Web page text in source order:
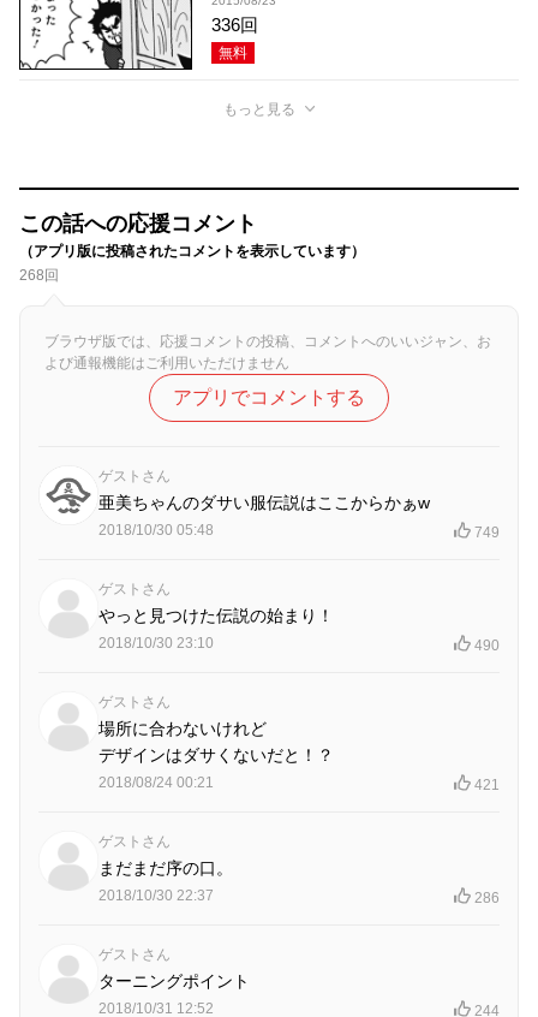
336回
無料
もっと見る
この話への応援コメント
（アプリ版に投稿されたコメントを表示しています）
268回
ブラウザ版では、応援コメントの投稿、コメントへのいいジャン、お
よび通報機能はご利用いただけません
アプリでコメントする
ゲストさん
亜美ちゃんのダサい服伝説はここからかぁw
2018/10/30 05:48 749
ゲストさん
やっと見つけた伝説の始まり！
2018/10/30 23:10 490
ゲストさん
場所に合わないけれど
デザインはダサくないだと！？
2018/08/24 00:21 421
ゲストさん
まだまだ序の口。
2018/10/30 22:37 286
ゲストさん
ターニングポイント
2018/10/31 12:52 244